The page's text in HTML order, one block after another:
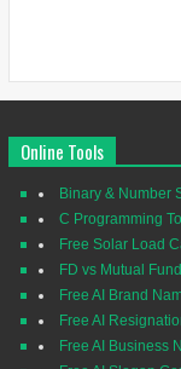
Online Tools
Binary & Number
C Programming
Free Solar Load
FD vs Mutual
Free AI Brand
Free AI
Free AI Business